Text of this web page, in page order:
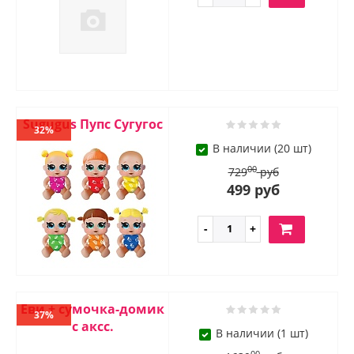
Sugugus Пупс Сугугос
32%
В наличии (20 шт)
72900руб
499 руб
Еви + сумочка-домик
с аксс.
37%
В наличии (1 шт)